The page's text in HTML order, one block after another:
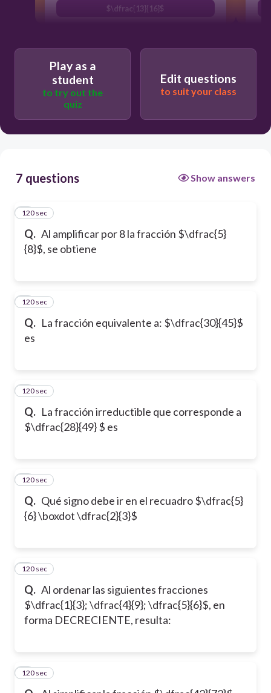
$\dfrac{13}{16}$
Play as a
student
to try out the
quiz
Edit questions
to suit your class
7 questions Show answers
Q. Al amplificar por 8 la fracción $\dfrac{5}
{8}$, se obtiene
1
120 sec
Q. La fracción equivalente a: $\dfrac{30}{45}$
es
2
120 sec
Q. La fracción irreductible que corresponde a
$\dfrac{28}{49} $ es
3
120 sec
Q. Qué signo debe ir en el recuadro $\dfrac{5}
{6} \boxdot \dfrac{2}{3}$
4
120 sec
Q. Al ordenar las siguientes fracciones
$\dfrac{1}{3}; \dfrac{4}{9}; \dfrac{5}{6}$, en
forma DECRECIENTE, resulta:
5
120 sec
6
120 sec